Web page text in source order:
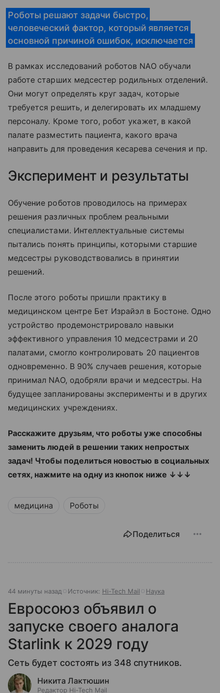
Роботы решают задачи быстро,
человеческий фактор, который является
основной причиной ошибок, исключается
В рамках исследований роботов NAO обучали
работе старших медсестер родильных отделений.
Они могут определять круг задач, которые
требуется решить, и делегировать их младшему
персоналу. Кроме того, робот укажет, в какой
палате разместить пациента, какого врача
направить для проведения кесарева сечения и пр.
Эксперимент и результаты
Обучение роботов проводилось на примерах
решения различных проблем реальными
специалистами. Интеллектуальные системы
пытались понять принципы, которыми старшие
медсестры руководствовались в принятии
решений.
После этого роботы пришли практику в
медицинском центре Бет Израйэл в Бостоне. Одно
устройство продемонстрировало навыки
эффективного управления 10 медсестрами и 20
палатами, смогло контролировать 20 пациентов
одновременно. В 90% случаев решения, которые
принимал NAO, одобряли врачи и медсестры. На
будущее запланированы эксперименты и в других
медицинских учреждениях.
Расскажите друзьям, что роботы уже способны
заменить людей в решении таких непростых
задач! Чтобы поделиться новостью в социальных
сетях, нажмите на одну из кнопок ниже ↓↓↓
медицина Роботы
Поделиться
44 минуты назад Источник: Hi-Tech Mail Наука
Евросоюз объявил о
запуске своего аналога
Starlink к 2029 году
Сеть будет состоять из 348 спутников.
Никита Лактюшин
Редактор Hi-Tech Mail